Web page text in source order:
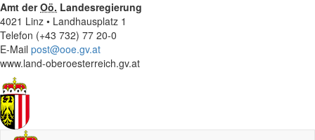
Amt derOö. Landesregierung
4021 Linz • Landhausplatz 1
Telefon (+43 732) 77 20-0
E-Mail post@ooe.gv.at
www.land-oberoesterreich.gv.at